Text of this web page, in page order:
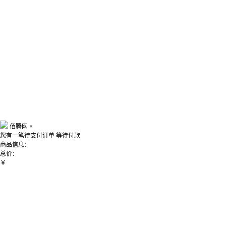
佰腾网 ×
您有一笔待支付订单 等待付款
商品信息：
总价：
￥